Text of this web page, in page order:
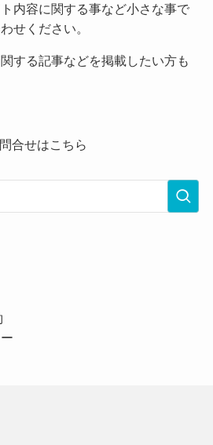
内容に関する事など小さな事で
せください。
する記事などを掲載したい方も
合せはこちら